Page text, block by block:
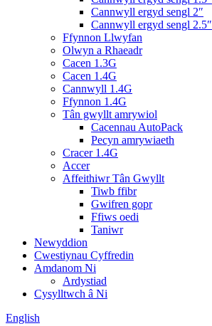
Cannwyll ergyd sengl 2″
Cannwyll ergyd sengl 2.5″
Ffynnon Llwyfan
Olwyn a Rhaeadr
Cacen 1.3G
Cacen 1.4G
Cannwyll 1.4G
Ffynnon 1.4G
Tân gwyllt amrywiol
Cacennau AutoPack
Pecyn amrywiaeth
Cracer 1.4G
Accer
Affeithiwr Tân Gwyllt
Tiwb ffibr
Gwifren gopr
Ffiws oedi
Taniwr
Newyddion
Cwestiynau Cyffredin
Amdanom Ni
Ardystiad
Cysylltwch â Ni
English